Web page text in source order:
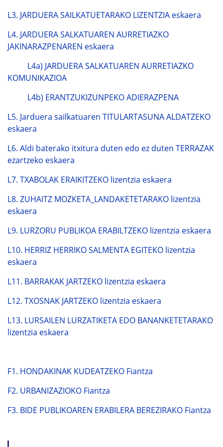
L3. JARDUERA SAILKATUETARAKO LIZENTZIA eskaera
L4. JARDUERA SALKATUAREN AURRETIAZKO
JAKINARAZPENAREN eskaera
L4a) JARDUERA SALKATUAREN AURRETIAZKO
KOMUNIKAZIOA
L4b) ERANTZUKIZUNPEKO ADIERAZPENA
L5. Jarduera sailkatuaren TITULARTASUNA ALDATZEKO
eskaera
L6. Aldi baterako itxitura duten edo ez duten TERRAZAK
ezartzeko eskaera
L7. TXABOLAK ERAIKITZEKO lizentzia eskaera
L8. ZUHAITZ MOZKETA_LANDAKETETARAKO lizentzia
eskaera
L9. LURZORU PUBLIKOA ERABILTZEKO lizentzia eskaera
L10. HERRIZ HERRIKO SALMENTA EGITEKO lizentzia
eskaera
L11. BARRAKAK JARTZEKO lizentzia eskaera
L12. TXOSNAK JARTZEKO lizentzia eskaera
L13. LURSAILEN LURZATIKETA EDO BANANKETETARAKO
lizentzia eskaera
F1. HONDAKINAK KUDEATZEKO Fiantza
F2. URBANIZAZIOKO Fiantza
F3. BIDE PUBLIKOAREN ERABILERA BEREZIRAKO Fiantza